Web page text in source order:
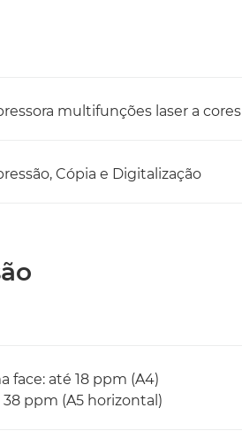
multifunções laser a cores
Cópia e Digitalização
face: até 18 ppm (A4)
ppm (A5 horizontal)